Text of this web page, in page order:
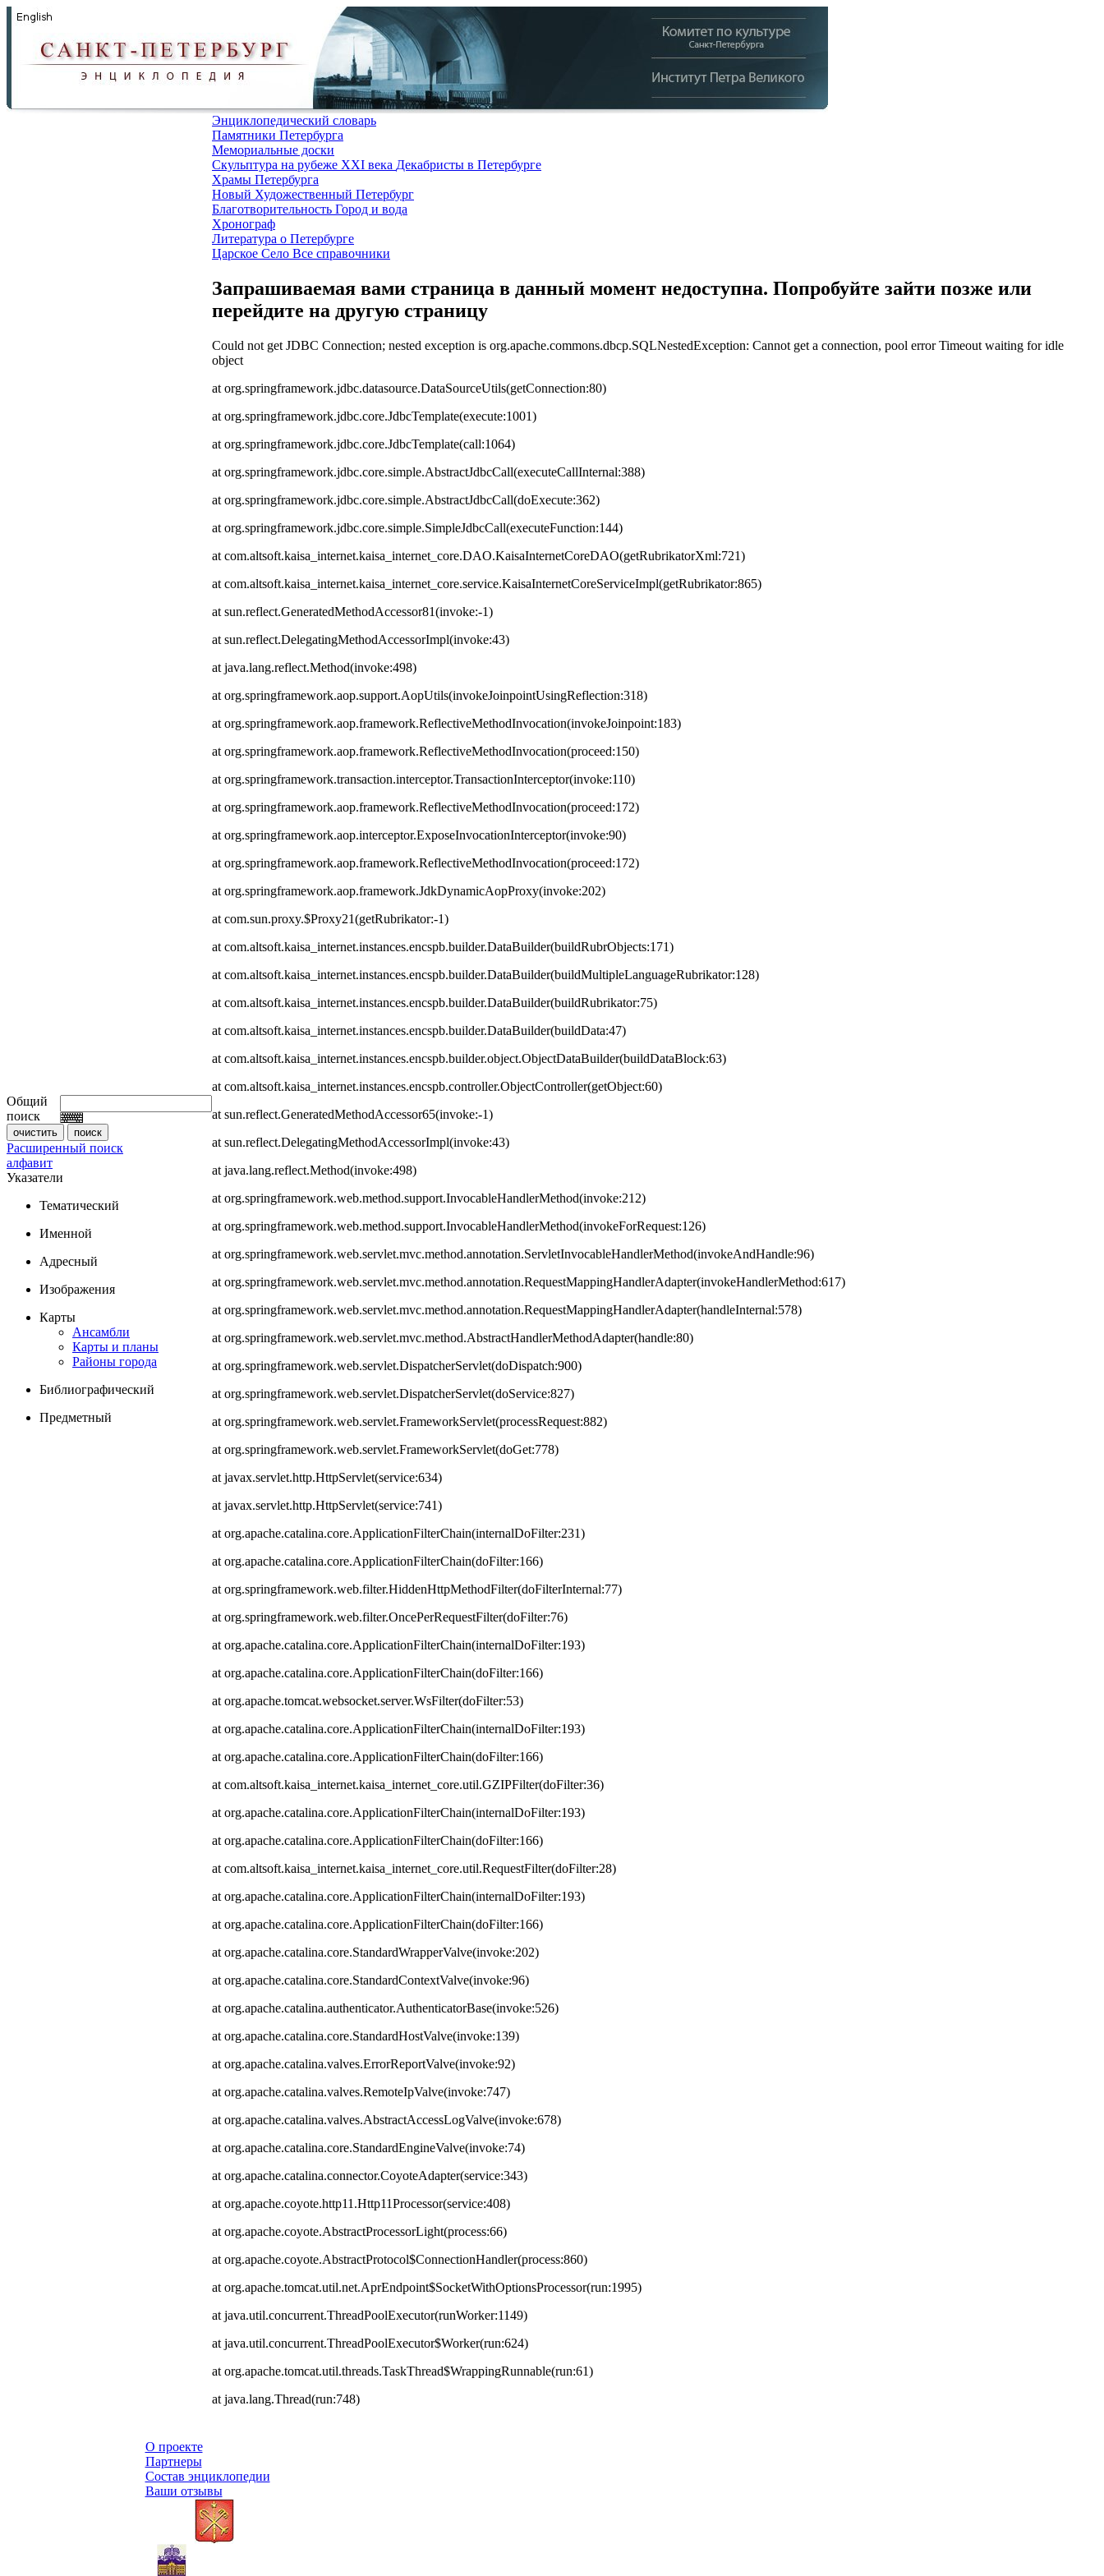
Общий
поиск
Расширенный поиск
алфавит
Указатели
Тематический
Именной
Адресный
Изображения
Карты
Ансамбли
Карты и планы
Районы города
Библиографический
Предметный
Энциклопедический словарь
Памятники Петербурга
Мемориальные доски
Скульптура на рубеже XXI века Декабристы в Петербурге
Храмы Петербурга
Новый Художественный Петербург
Благотворительность Город и вода
Хронограф
Литература о Петербурге
Царское Село Все справочники
Запрашиваемая вами страница в данный момент недоступна. Попробуйте зайти позже или
перейдите на другую страницу
Could not get JDBC Connection; nested exception is org.apache.commons.dbcp.SQLNestedException: Cannot get a connection, pool error Timeout waiting for idle
object
at org.springframework.jdbc.datasource.DataSourceUtils(getConnection:80)
at org.springframework.jdbc.core.JdbcTemplate(execute:1001)
at org.springframework.jdbc.core.JdbcTemplate(call:1064)
at org.springframework.jdbc.core.simple.AbstractJdbcCall(executeCallInternal:388)
at org.springframework.jdbc.core.simple.AbstractJdbcCall(doExecute:362)
at org.springframework.jdbc.core.simple.SimpleJdbcCall(executeFunction:144)
at com.altsoft.kaisa_internet.kaisa_internet_core.DAO.KaisaInternetCoreDAO(getRubrikatorXml:721)
at com.altsoft.kaisa_internet.kaisa_internet_core.service.KaisaInternetCoreServiceImpl(getRubrikator:865)
at sun.reflect.GeneratedMethodAccessor81(invoke:-1)
at sun.reflect.DelegatingMethodAccessorImpl(invoke:43)
at java.lang.reflect.Method(invoke:498)
at org.springframework.aop.support.AopUtils(invokeJoinpointUsingReflection:318)
at org.springframework.aop.framework.ReflectiveMethodInvocation(invokeJoinpoint:183)
at org.springframework.aop.framework.ReflectiveMethodInvocation(proceed:150)
at org.springframework.transaction.interceptor.TransactionInterceptor(invoke:110)
at org.springframework.aop.framework.ReflectiveMethodInvocation(proceed:172)
at org.springframework.aop.interceptor.ExposeInvocationInterceptor(invoke:90)
at org.springframework.aop.framework.ReflectiveMethodInvocation(proceed:172)
at org.springframework.aop.framework.JdkDynamicAopProxy(invoke:202)
at com.sun.proxy.$Proxy21(getRubrikator:-1)
at com.altsoft.kaisa_internet.instances.encspb.builder.DataBuilder(buildRubrObjects:171)
at com.altsoft.kaisa_internet.instances.encspb.builder.DataBuilder(buildMultipleLanguageRubrikator:128)
at com.altsoft.kaisa_internet.instances.encspb.builder.DataBuilder(buildRubrikator:75)
at com.altsoft.kaisa_internet.instances.encspb.builder.DataBuilder(buildData:47)
at com.altsoft.kaisa_internet.instances.encspb.builder.object.ObjectDataBuilder(buildDataBlock:63)
at com.altsoft.kaisa_internet.instances.encspb.controller.ObjectController(getObject:60)
at sun.reflect.GeneratedMethodAccessor65(invoke:-1)
at sun.reflect.DelegatingMethodAccessorImpl(invoke:43)
at java.lang.reflect.Method(invoke:498)
at org.springframework.web.method.support.InvocableHandlerMethod(invoke:212)
at org.springframework.web.method.support.InvocableHandlerMethod(invokeForRequest:126)
at org.springframework.web.servlet.mvc.method.annotation.ServletInvocableHandlerMethod(invokeAndHandle:96)
at org.springframework.web.servlet.mvc.method.annotation.RequestMappingHandlerAdapter(invokeHandlerMethod:617)
at org.springframework.web.servlet.mvc.method.annotation.RequestMappingHandlerAdapter(handleInternal:578)
at org.springframework.web.servlet.mvc.method.AbstractHandlerMethodAdapter(handle:80)
at org.springframework.web.servlet.DispatcherServlet(doDispatch:900)
at org.springframework.web.servlet.DispatcherServlet(doService:827)
at org.springframework.web.servlet.FrameworkServlet(processRequest:882)
at org.springframework.web.servlet.FrameworkServlet(doGet:778)
at javax.servlet.http.HttpServlet(service:634)
at javax.servlet.http.HttpServlet(service:741)
at org.apache.catalina.core.ApplicationFilterChain(internalDoFilter:231)
at org.apache.catalina.core.ApplicationFilterChain(doFilter:166)
at org.springframework.web.filter.HiddenHttpMethodFilter(doFilterInternal:77)
at org.springframework.web.filter.OncePerRequestFilter(doFilter:76)
at org.apache.catalina.core.ApplicationFilterChain(internalDoFilter:193)
at org.apache.catalina.core.ApplicationFilterChain(doFilter:166)
at org.apache.tomcat.websocket.server.WsFilter(doFilter:53)
at org.apache.catalina.core.ApplicationFilterChain(internalDoFilter:193)
at org.apache.catalina.core.ApplicationFilterChain(doFilter:166)
at com.altsoft.kaisa_internet.kaisa_internet_core.util.GZIPFilter(doFilter:36)
at org.apache.catalina.core.ApplicationFilterChain(internalDoFilter:193)
at org.apache.catalina.core.ApplicationFilterChain(doFilter:166)
at com.altsoft.kaisa_internet.kaisa_internet_core.util.RequestFilter(doFilter:28)
at org.apache.catalina.core.ApplicationFilterChain(internalDoFilter:193)
at org.apache.catalina.core.ApplicationFilterChain(doFilter:166)
at org.apache.catalina.core.StandardWrapperValve(invoke:202)
at org.apache.catalina.core.StandardContextValve(invoke:96)
at org.apache.catalina.authenticator.AuthenticatorBase(invoke:526)
at org.apache.catalina.core.StandardHostValve(invoke:139)
at org.apache.catalina.valves.ErrorReportValve(invoke:92)
at org.apache.catalina.valves.RemoteIpValve(invoke:747)
at org.apache.catalina.valves.AbstractAccessLogValve(invoke:678)
at org.apache.catalina.core.StandardEngineValve(invoke:74)
at org.apache.catalina.connector.CoyoteAdapter(service:343)
at org.apache.coyote.http11.Http11Processor(service:408)
at org.apache.coyote.AbstractProcessorLight(process:66)
at org.apache.coyote.AbstractProtocol$ConnectionHandler(process:860)
at org.apache.tomcat.util.net.AprEndpoint$SocketWithOptionsProcessor(run:1995)
at java.util.concurrent.ThreadPoolExecutor(runWorker:1149)
at java.util.concurrent.ThreadPoolExecutor$Worker(run:624)
at org.apache.tomcat.util.threads.TaskThread$WrappingRunnable(run:61)
at java.lang.Thread(run:748)
О проекте
Партнеры
Состав энциклопедии
Ваши отзывы